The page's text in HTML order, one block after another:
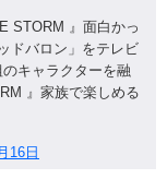
STORM 』面白かっ
ドバロン」をテレビ
キャラクターを融
』家族で楽しめる
16日